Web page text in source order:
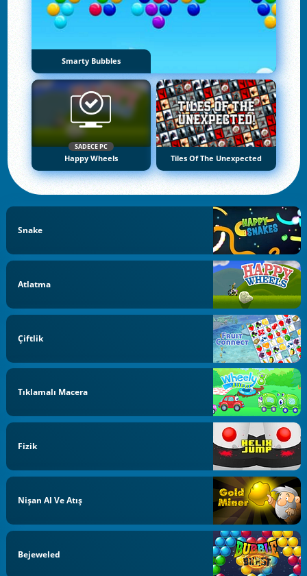
Smarty Bubbles
SADECE PC
Happy Wheels Tiles Of The Unexpected
Snake
Atlatma
Çiftlik
Tıklamalı Macera
Fizik
Nişan Al Ve Atış
Bejeweled